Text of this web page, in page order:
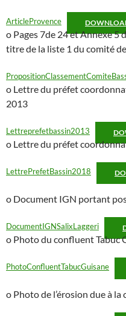
ArticleProvence
o Pages 7de 24 et Annexe 5
titre de la liste 1 du comité
o Lettre du préfet
2013
Lettreprefetbassin2013
o Lettre du préfet
LettrePrefetBassin2018
o Document IGN portant
DocumentIGNSalixLaggeri
o Photo du confluent Tabuc
PhotoConfluentTabucGuisane
o Photo de l’érosion due à